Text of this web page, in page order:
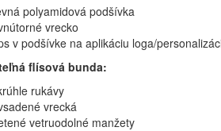
polyamidová podšívka
vrecko
v podšívke na aplikáciu loga/
flísová bunda:
rukávy
vrecká
vetruodolné manžety